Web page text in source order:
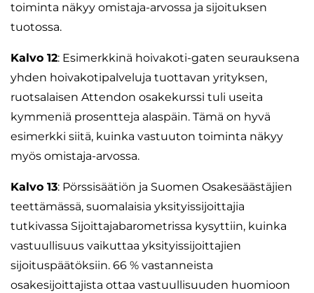
toiminta näkyy omistaja-arvossa ja sijoituksen
tuotossa.
Kalvo 12: Esimerkkinä hoivakoti-gaten seurauksena
yhden hoivakotipalveluja tuottavan yrityksen,
ruotsalaisen Attendon osakekurssi tuli useita
kymmeniä prosentteja alaspäin. Tämä on hyvä
esimerkki siitä, kuinka vastuuton toiminta näkyy
myös omistaja-arvossa.
Kalvo 13: Pörssisäätiön ja Suomen Osakesäästäjien
teettämässä, suomalaisia yksityissijoittajia
tutkivassa Sijoittajabarometrissa kysyttiin, kuinka
vastuullisuus vaikuttaa yksityissijoittajien
sijoituspäätöksiin. 66 % vastanneista
osakesijoittajista ottaa vastuullisuuden huomioon